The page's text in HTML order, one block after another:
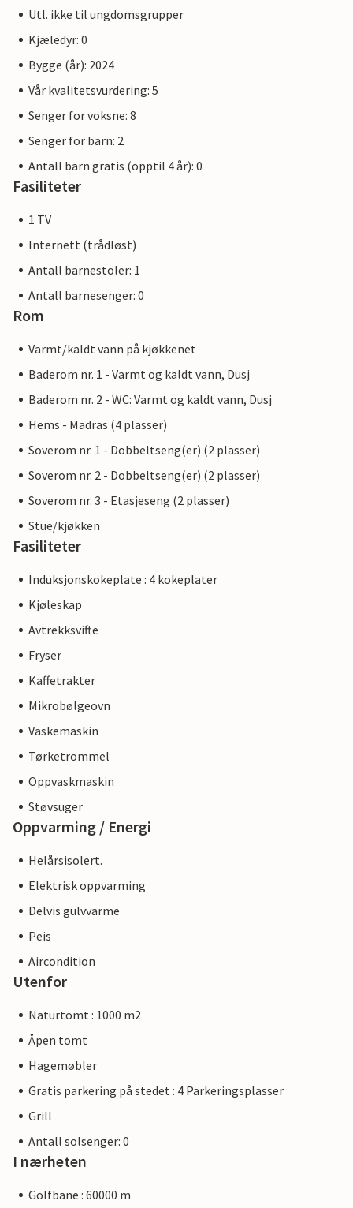
Utl. ikke til ungdomsgrupper
Kjæledyr: 0
Bygge (år): 2024
Vår kvalitetsvurdering: 5
Senger for voksne: 8
Senger for barn: 2
Antall barn gratis (opptil 4 år): 0
Fasiliteter
1 TV
Internett (trådløst)
Antall barnestoler: 1
Antall barnesenger: 0
Rom
Varmt/kaldt vann på kjøkkenet
Baderom nr. 1 - Varmt og kaldt vann, Dusj
Baderom nr. 2 - WC: Varmt og kaldt vann, Dusj
Hems - Madras (4 plasser)
Soverom nr. 1 - Dobbeltseng(er) (2 plasser)
Soverom nr. 2 - Dobbeltseng(er) (2 plasser)
Soverom nr. 3 - Etasjeseng (2 plasser)
Stue/kjøkken
Fasiliteter
Induksjonskokeplate : 4 kokeplater
Kjøleskap
Avtrekksvifte
Fryser
Kaffetrakter
Mikrobølgeovn
Vaskemaskin
Tørketrommel
Oppvaskmaskin
Støvsuger
Oppvarming / Energi
Helårsisolert.
Elektrisk oppvarming
Delvis gulvvarme
Peis
Aircondition
Utenfor
Naturtomt : 1000 m2
Åpen tomt
Hagemøbler
Gratis parkering på stedet : 4 Parkeringsplasser
Grill
Antall solsenger: 0
I nærheten
Golfbane : 60000 m